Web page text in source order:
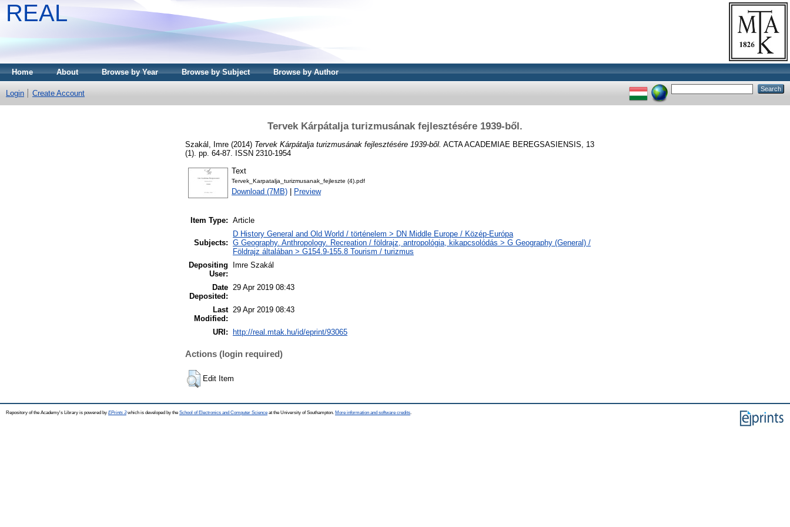
REAL
Home About Browse by Year Browse by Subject Browse by Author
Login Create Account
Tervek Kárpátalja turizmusának fejlesztésére 1939-ből.
Szakál, Imre (2014) Tervek Kárpátalja turizmusának fejlesztésére 1939-ből. ACTA ACADEMIAE BEREGSASIENSIS, 13
(1). pp. 64-87. ISSN 2310-1954
Text
Tervek_Karpatalja_turizmusanak_fejleszte (4).pdf
Download (7MB) Preview
Item Type: Article
Subjects:
D History General and Old World / történelem > DN Middle Europe / Közép-Európa
G Geography. Anthropology. Recreation / földrajz, antropológia, kikapcsolódás > G Geography (General) /
Földrajz általában > G154.9-155.8 Tourism / turizmus
Depositing
User:
Imre Szakál
Date
Deposited:
29 Apr 2019 08:43
Last
Modified:
29 Apr 2019 08:43
URI: http://real.mtak.hu/id/eprint/93065
Actions (login required)
Edit Item
Repository of the Academy's Library is powered by EPrints 3which is developed by the School of Electronics and Computer Science at the University of Southampton. More information and software credits